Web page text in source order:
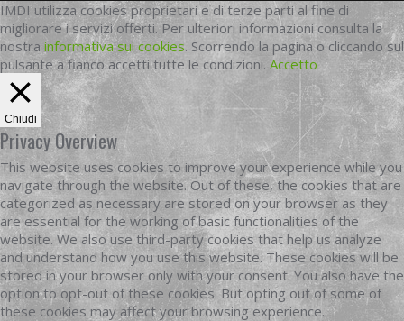
IMDI utilizza cookies proprietari e di terze parti al fine di
migliorare i servizi offerti. Per ulteriori informazioni consulta la
nostra informativa sui cookies. Scorrendo la pagina o cliccando sul
pulsante a fianco accetti tutte le condizioni. Accetto
Chiudi
Privacy Overview
This website uses cookies to improve your experience while you
navigate through the website. Out of these, the cookies that are
categorized as necessary are stored on your browser as they
are essential for the working of basic functionalities of the
website. We also use third-party cookies that help us analyze
and understand how you use this website. These cookies will be
stored in your browser only with your consent. You also have the
option to opt-out of these cookies. But opting out of some of
these cookies may affect your browsing experience.